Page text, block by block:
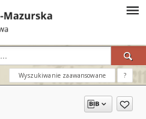
Wyszukiwanie zaawansowane ?